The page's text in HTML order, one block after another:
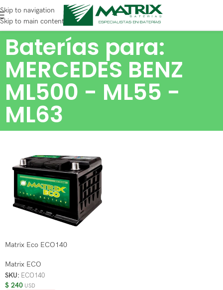
Skip to navigation
Skip to main content
Baterías para:
MERCEDES BENZ
ML500 - ML55 -
ML63
Matrix Eco ECO140
Matrix ECO
SKU: ECO140
$ 240 USD